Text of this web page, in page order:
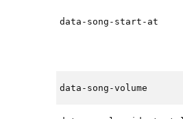
data-song-start-at
data-song-volume